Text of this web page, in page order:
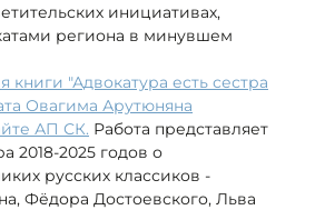
инициативах,
региона в минувшем
книги "Адвокатура есть сестра
Овагима Арутюняна
АП СК. Работа представляет
2018-2025 годов о
русских классиков -
Фёдора Достоевского, Льва